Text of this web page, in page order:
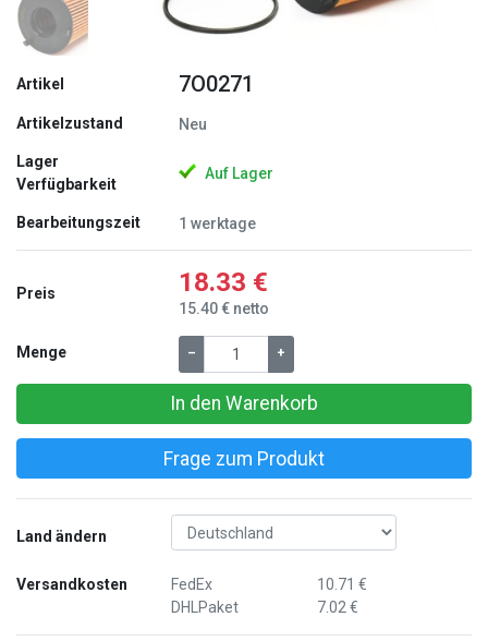
Artikel 7O0271
Artikelzustand Neu
Lager
Verfügbarkeit
Auf Lager
Bearbeitungszeit 1 werktage
Preis 18.33 €
15.40 € netto
Menge – +
In den Warenkorb
Frage zum Produkt
Land ändern
Versandkosten
FedEx
DHLPaket
10.71 €
7.02 €